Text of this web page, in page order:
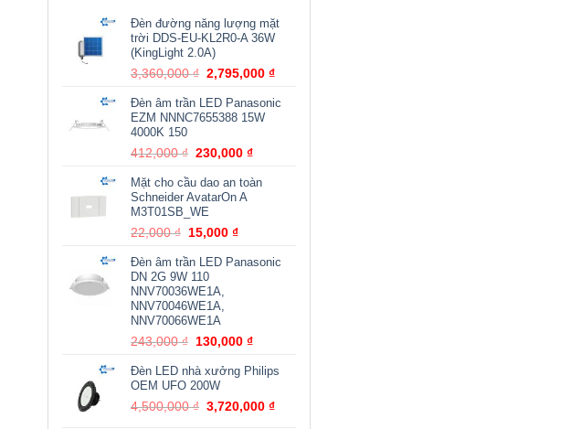
Đèn đường năng lượng mặt
trời DDS-EU-KL2R0-A 36W
(KingLight 2.0A)
3,360,000₫ Giá
là:
3,360,000 ₫.
2,795,000₫Giá
tại
Đèn âm trần LED Panasonic
EZM NNNC7655388 15W
4000K 150
412,000₫ Giá
là:
412,000 ₫.
230,000₫Giá
tại
Mặt cho cầu dao an toàn
Schneider AvatarOn A
M3T01SB_WE
22,000₫ Giá
là:
22,000 ₫.
15,000₫Giá
tại
Đèn âm trần LED Panasonic
DN 2G 9W 110
NNV70036WE1A,
NNV70046WE1A,
NNV70066WE1A
243,000₫ Giá
là:
243,000 ₫.
130,000₫Giá
tại
130,000 ₫.
Đèn LED nhà xưởng Philips
OEM UFO 200W
4,500,000₫ Giá
3,720,000₫Giá